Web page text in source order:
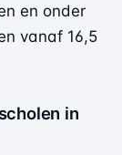
en onder
vanaf 16,5
in